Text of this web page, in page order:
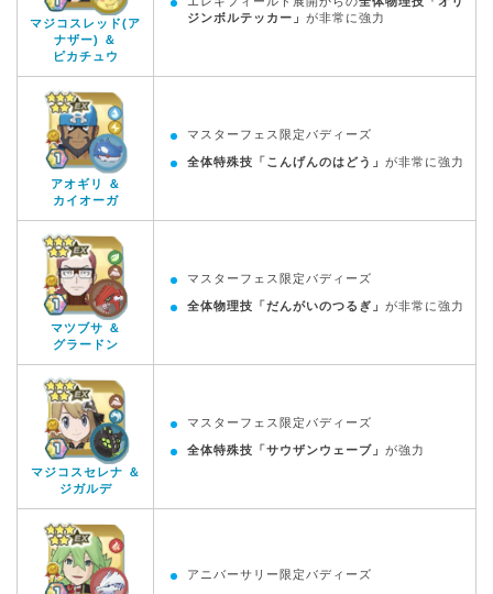
マジコスレッド(ア
ナザー) ＆
ピカチュウ
ジンボルテッカー」 が非常に強力
アオギリ ＆
カイオーガ
マスターフェス限定バディーズ
全体特殊技「こんげんのはどう」 が非常に強力
マツブサ ＆
グラードン
マスターフェス限定バディーズ
全体物理技「だんがいのつるぎ」 が非常に強力
マジコスセレナ ＆
ジガルデ
マスターフェス限定バディーズ
全体特殊技「サウザンウェーブ」 が強力
アニバーサリー限定バディーズ